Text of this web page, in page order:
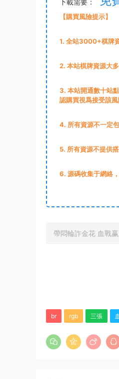
【購買風險提示】
1. 全站3000+棋牌
2. 本站棋牌資源大
3. 本站開通數十站
認購買視爲接受該
4. 所有資源不一定
5. 所有資源不提供
6. 源碼收集于網絡
帶悶輪詐金花 血戰
br rgb 三張